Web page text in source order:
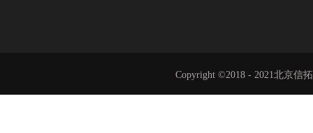
Copyright ©2018 - 2021北京信